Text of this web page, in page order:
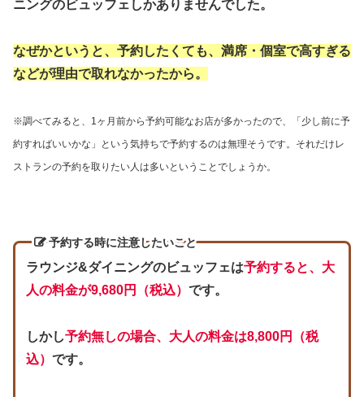
ニングのビュッフェしかありませんでした。
なぜかというと、予約したくても、満席・個室で高すぎる
などが理由で取れなかったから。
※調べてみると、1ヶ月前から予約可能なお店が多かったので、「少し前に予
約すればいいかな」という気持ちで予約するのは無理そうです。それだけレ
ストランの予約を取りたい人は多いということでしょうか。
予約する時に注意したいこと
ラウンジ&ダイニングのビュッフェは予約すると、大
人の料金が9,680円（税込） です。
しかし予約無しの場合、大人の料金は8,800円（税
込） です。